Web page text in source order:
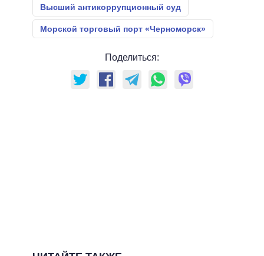
Высший антикоррупционный суд
Морской торговый порт «Черноморск»
Поделиться: